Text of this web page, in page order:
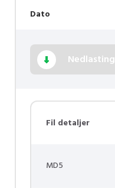
Dato
Nedlasting
Fil detaljer
MD5